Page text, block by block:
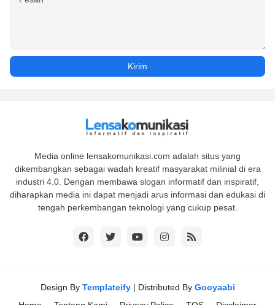
Media online lensakomunikasi.com adalah situs yang
dikembangkan sebagai wadah kreatif masyarakat milinial di era
industri 4.0. Dengan membawa slogan informatif dan inspiratif,
diharapkan media ini dapat menjadi arus informasi dan edukasi di
tengah perkembangan teknologi yang cukup pesat.
Design By Templateify| Distributed By Gooyaabi